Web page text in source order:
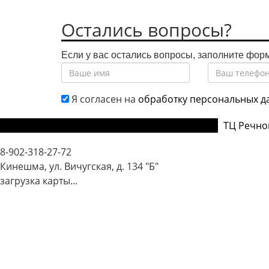
Остались вопросы?
Если у вас остались вопросы, заполните
Я согласен на обработку персональных
ТЦ
8-902-318-27-72
Кинешма, ул. Вичугская, д. 134 "Б"
загрузка карты...